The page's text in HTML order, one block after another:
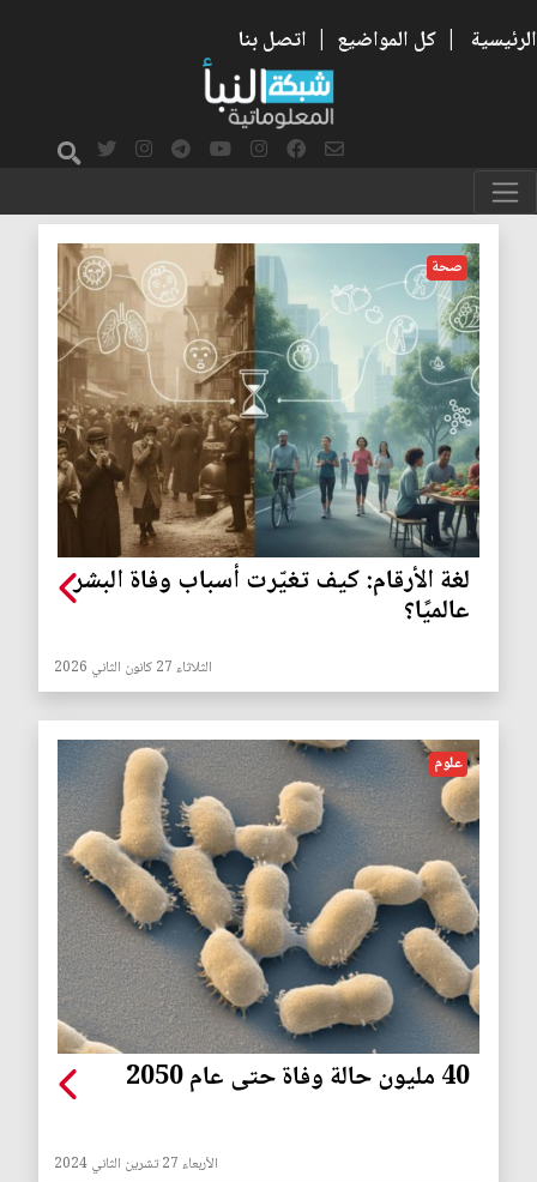
الرئيسية | كل المواضيع | اتصل بنا
وفيات
صحة
لغة الأرقام: كيف تغيّرت أسباب وفاة البشر
عالميًا؟
الثلاثاء 27 كانون الثاني 2026
علوم
40 مليون حالة وفاة حتى عام 2050
الأربعاء 27 تشرين الثاني 2024